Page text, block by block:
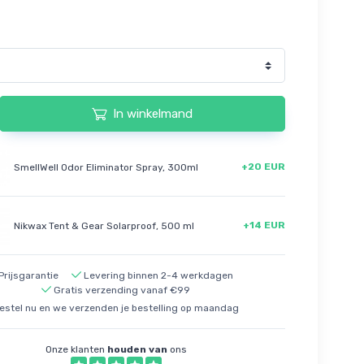
In winkelmand
SmellWell Odor Eliminator Spray, 300ml +20 EUR
Nikwax Tent & Gear Solarproof, 500 ml +14 EUR
Levering binnen 2-4 werkdagen
Gratis verzending vanaf €99
nu en we verzenden je bestelling op maandag
Onze klanten houden van ons